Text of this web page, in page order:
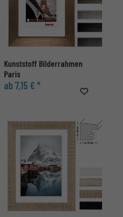
Kunststoff Bilderrahmen
Paris
ab 7,15 € *